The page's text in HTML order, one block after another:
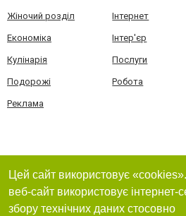
Жіночий розділ Інтернет
Економіка Інтер'єр
Кулінарія Послуги
Подорожі Робота
Реклама
Цей сайт використовує
веб-сайт використовує інтернет-
збору технічних даних стосовно